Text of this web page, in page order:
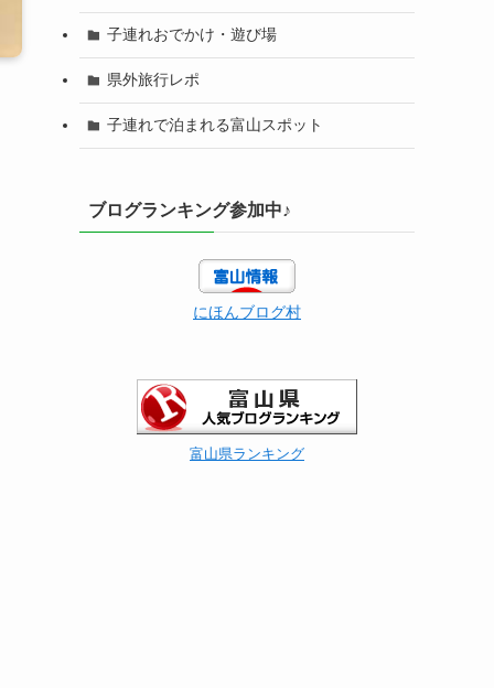
子連れおでかけ・遊び場
県外旅行レポ
子連れで泊まれる富山スポット
ブログランキング参加中♪
にほんブログ村
富山県ランキング